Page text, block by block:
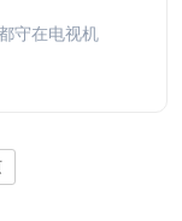
守在电视机